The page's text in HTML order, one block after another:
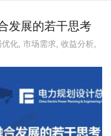
发展的若干思考
化, 市场需求, 收益分析,